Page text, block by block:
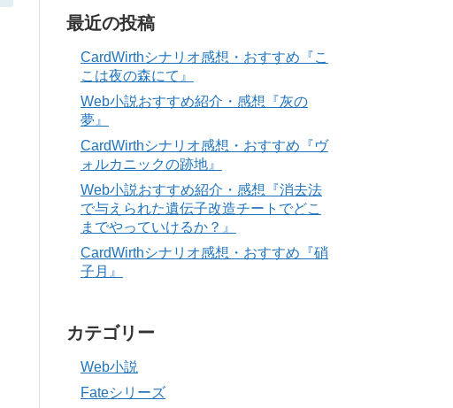
最近の投稿
CardWirthシナリオ感想・おすすめ『こ
こは夜の森にて』
Web小説おすすめ紹介・感想『灰の
夢』
CardWirthシナリオ感想・おすすめ『ヴ
ォルカニックの跡地』
Web小説おすすめ紹介・感想『消去法
で与えられた遺伝子改造チートでどこ
までやっていけるか？』
CardWirthシナリオ感想・おすすめ『硝
子月』
カテゴリー
Web小説
Fateシリーズ